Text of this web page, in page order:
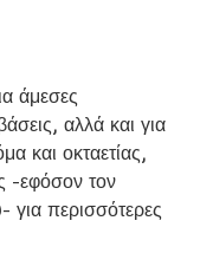
άμεσες
αλλά και για
και οκταετίας,
-εφόσον τον
για περισσότερες